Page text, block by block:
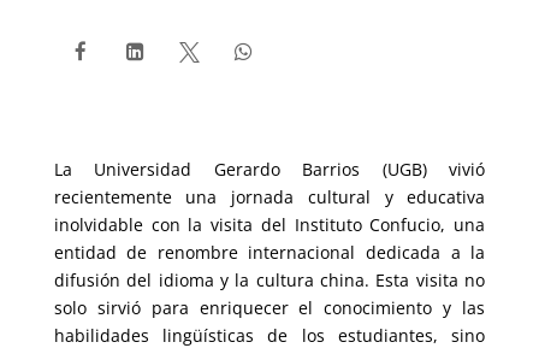
   
La Universidad Gerardo Barrios (UGB) vivió
recientemente una jornada cultural y educativa
inolvidable con la visita del Instituto Confucio, una
entidad de renombre internacional dedicada a la
difusión del idioma y la cultura china. Esta visita no
solo sirvió para enriquecer el conocimiento y las
habilidades lingüísticas de los estudiantes, sino